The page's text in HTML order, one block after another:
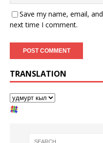
Save my name, email,
next time I comment.
TRANSLATION